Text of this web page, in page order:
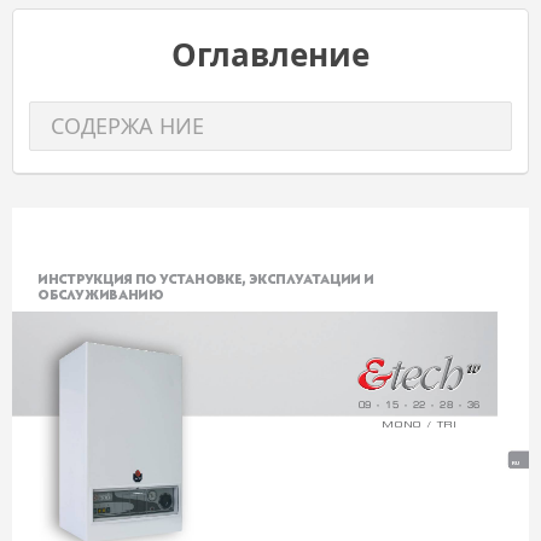
Оглавление
СОДЕРЖА НИЕ
ИН СТРУКЦИЯ П О УСТАНО В КЕ, Э КС ПЛУАТАЦИИ И
ОБСЛУЖИВАНИЮ
09 - 15 - 22 - 28 - 36
MONO / TRI
RU